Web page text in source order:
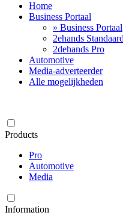
Home
Business Portaal
» Business Portaal
2ehands Standaard
2dehands Pro
Automotive
Media-adverteerder
Alle mogelijkheden
Products
Pro
Automotive
Media
Information